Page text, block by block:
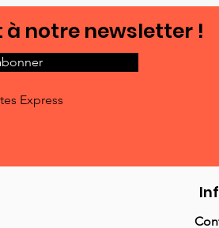
à notre newsletter !
Express